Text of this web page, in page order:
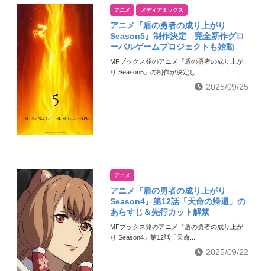
アニメ メディアミックス
アニメ『盾の勇者の成り上がり
Season5』制作決定 完全新作グロ
ーバルゲームプロジェクトも始動
MFブックス発のアニメ『盾の勇者の成り上が
り Season5』の制作が決定し...
2025/09/25
アニメ
アニメ『盾の勇者の成り上がり
Season4』第12話「天命の帰還」の
あらすじ＆先行カット解禁
MFブックス発のアニメ『盾の勇者の成り上が
り Season4』第12話「天命...
2025/09/22